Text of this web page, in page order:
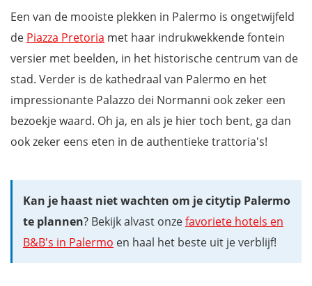
Een van de mooiste plekken in Palermo is ongetwijfeld
de Piazza Pretoria met haar indrukwekkende fontein
versier met beelden, in het historische centrum van de
stad. Verder is de kathedraal van Palermo en het
impressionante Palazzo dei Normanni ook zeker een
bezoekje waard. Oh ja, en als je hier toch bent, ga dan
ook zeker eens eten in de authentieke trattoria's!
Kan je haast niet wachten om je citytip Palermo
te plannen? Bekijk alvast onzefavoriete hotels en
B&B's in Palermo en haal het beste uit je verblijf!